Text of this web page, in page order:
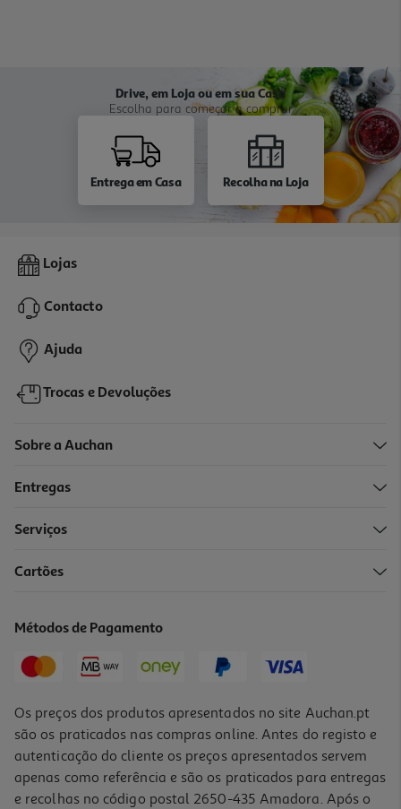
Drive, em Loja ou em sua Casa
Escolha para começar a comprar
Entrega em Casa Recolha na Loja
Lojas
Contacto
Ajuda
Trocas e Devoluções
Sobre a Auchan
Entregas
Serviços
Cartões
Métodos de Pagamento
Os preços dos produtos apresentados no site Auchan.pt
são os praticados nas compras online. Antes do registo e
autenticação do cliente os preços apresentados servem
apenas como referência e são os praticados para entregas
e recolhas no código postal 2650-435 Amadora. Após o